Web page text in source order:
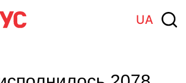
UA